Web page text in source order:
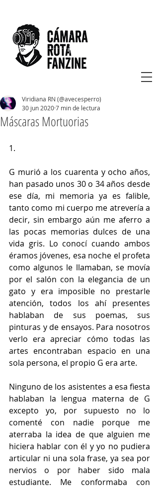
Máscaras Mortuorias
Viridiana RN (@avecesperro)
30 jun 20207 min de lectura
1.
G murió a los cuarenta y ocho años,
han pasado unos 30 o 34 años desde
ese día, mi memoria ya es falible,
tanto como mi cuerpo me atrevería a
decir, sin embargo aún me aferro a
las pocas memorias dulces de una
vida gris. Lo conocí cuando ambos
éramos jóvenes, esa noche el profeta
como algunos le llamaban, se movía
por el salón con la elegancia de un
gato y era imposible no prestarle
atención, todos los ahí presentes
hablaban de sus poemas, sus
pinturas y de ensayos. Para nosotros
verlo era apreciar cómo todas las
artes encontraban espacio en una
sola persona, el propio G era arte.
Ninguno de los asistentes a esa fiesta
hablaban la lengua materna de G
excepto yo, por supuesto no lo
comenté con nadie porque me
aterraba la idea de que alguien me
hiciera hablar con él y yo no pudiera
articular ni una sola frase, ya sea por
nervios o por haber sido mala
estudiante. Me conformaba con